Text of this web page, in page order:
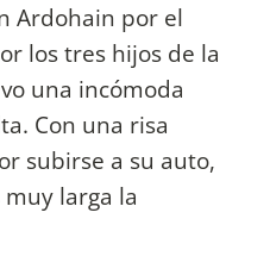
Ardohain por el
los tres hijos de la
una incómoda
Con una risa
subirse a su auto,
larga la